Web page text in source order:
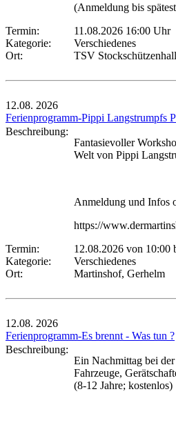
(Anmeldung bis
Termin:
11.08.2026 16:00 Uhr
Kategorie:
Verschiedenes
Ort:
TSV
12.08. 2026
Ferienprogramm-Pippi Langstrumpfs
Beschreibung:
Fantasievoller
Welt von Pippi
Anmeldung und Infos
https://
Termin:
12.08.2026 von 10:00
Kategorie:
Verschiedenes
Ort:
Martinshof, Gerhelm
12.08. 2026
Ferienprogramm-Es brennt - Was tun ?
Beschreibung:
Ein Nachmittag bei
Fahrzeuge,
(8-12 Jahre; kostenlos)